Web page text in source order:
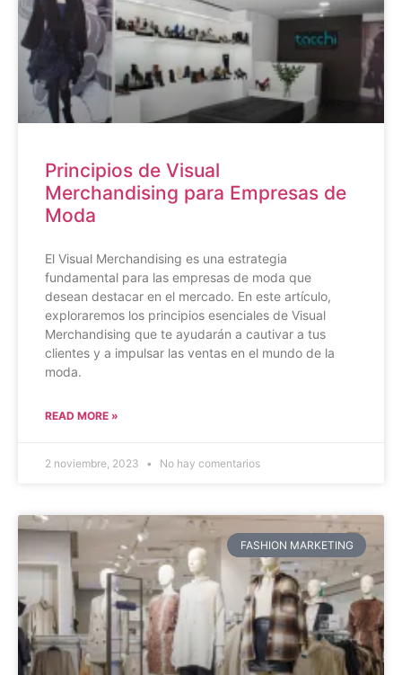
Principios de Visual
Merchandising para Empresas de
Moda
El Visual Merchandising es una estrategia
fundamental para las empresas de moda que
desean destacar en el mercado. En este artículo,
exploraremos los principios esenciales de Visual
Merchandising que te ayudarán a cautivar a tus
clientes y a impulsar las ventas en el mundo de la
moda.
READ MORE »
2 noviembre, 2023 No hay comentarios
FASHION MARKETING